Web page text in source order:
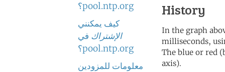
pool.ntp.org؟
كيف يمكنني
الإشتراك في
pool.ntp.org؟
معلومات للمزودين
History
In the graph
milliseconds,
The blue or red
axis).